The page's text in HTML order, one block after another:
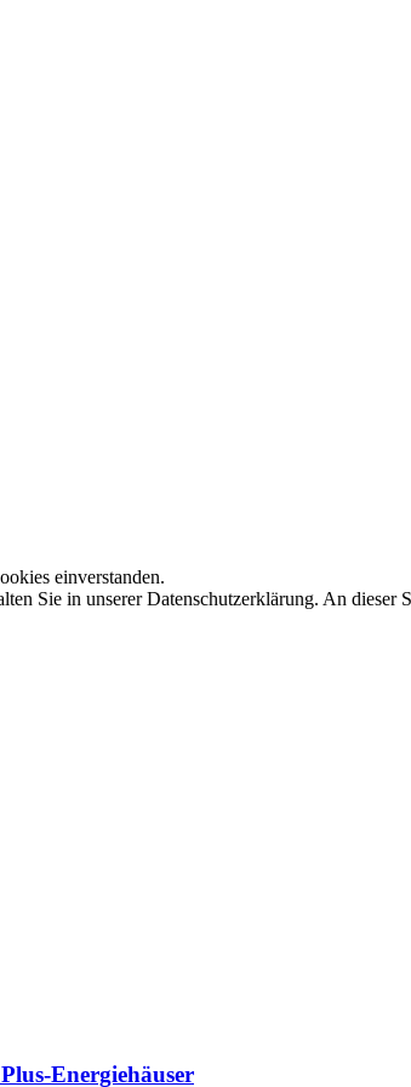
Energiehäuser
einverstanden.
Sie in unserer Datenschutzerklärung. An